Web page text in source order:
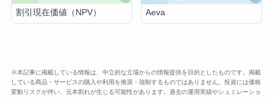
割引現在価値（NPV） Aeva
※本記事に掲載している情報は、中立的な立場からの情報提供を目的としたものです。掲載
している商品・サービスの購入や利用を推奨・強制するものではありません。投資には価格
変動リスクが伴い、元本割れが生じる可能性があります。過去の運用実績やシュミレーショ